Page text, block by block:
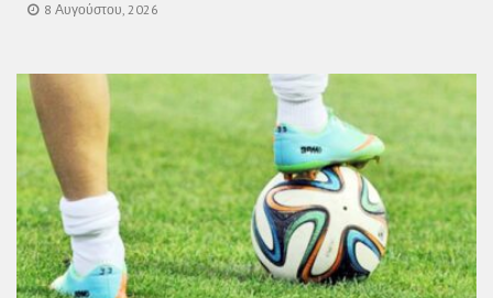
8 Αυγούστου, 2026